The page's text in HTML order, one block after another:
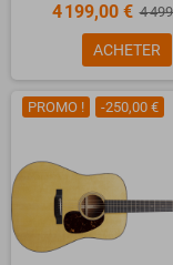
4 199,00 € 4
ACHETER
PROMO ! -250,00 €